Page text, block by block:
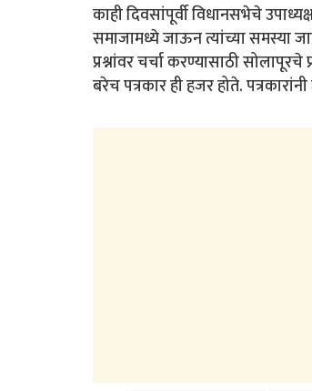
काही दिवसांपूर्वी विधानसभेचे
समाजामध्ये जाऊन त्यांच्या समस्या
प्रश्नांवर चर्चा करण्यासाठी
बरेच पत्रकार ही हजर होते.